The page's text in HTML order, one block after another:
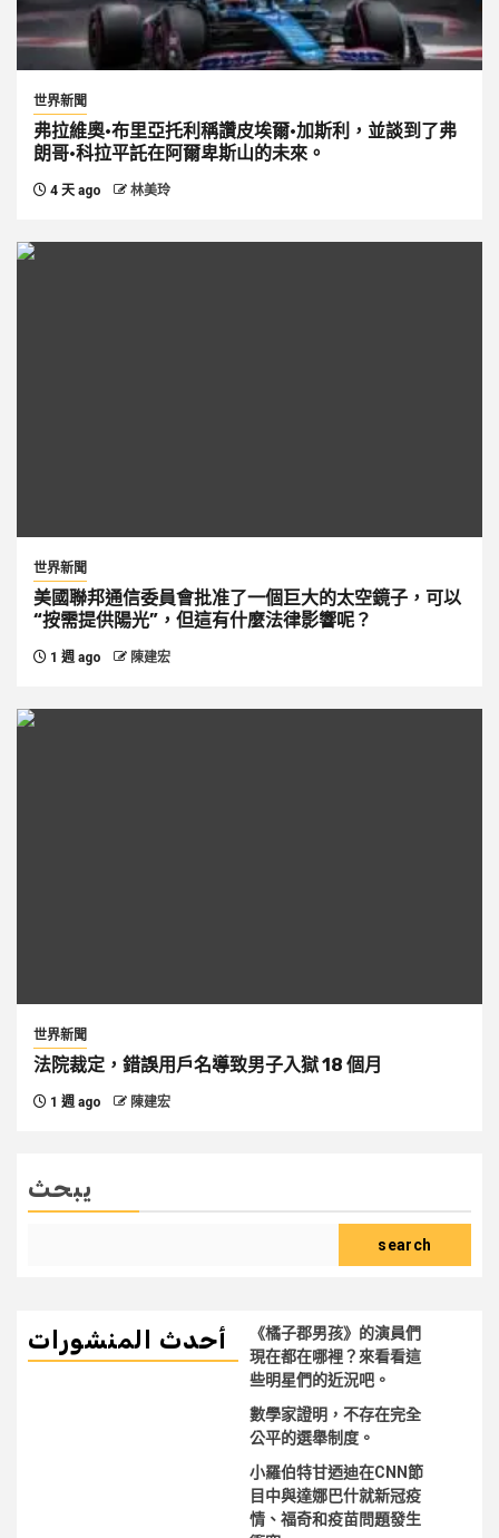
世界新聞
弗拉維奧·布里亞托利稱讚皮埃爾·加斯利，並談到了弗
朗哥·科拉平託在阿爾卑斯山的未來。
4 天 ago 林美玲
世界新聞
美國聯邦通信委員會批准了一個巨大的太空鏡子，可以
“按需提供陽光”，但這有什麼法律影響呢？
1 週 ago 陳建宏
世界新聞
法院裁定，錯誤用戶名導致男子入獄 18 個月
1 週 ago 陳建宏
يبحث
search
أحدث المنشورات
《橘子郡男孩》的演員們
現在都在哪裡？來看看這
些明星們的近況吧。
數學家證明，不存在完全
公平的選舉制度。
小羅伯特甘迺迪在CNN節
目中與達娜巴什就新冠疫
情、福奇和疫苗問題發生